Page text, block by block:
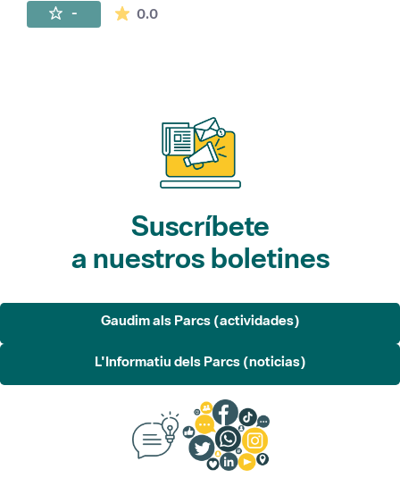
- 0.0La valoración media es de 0 estrellas de
Suscríbete
a nuestros boletines
Gaudim als Parcs (actividades)
L'Informatiu dels Parcs (noticias)